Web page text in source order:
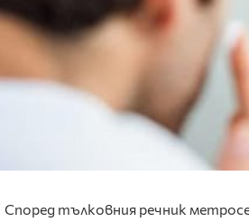
Според тълковния речник